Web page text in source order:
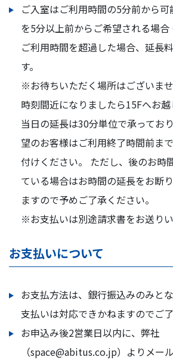
ご入室はご利用時間の5分前から
を5分以上前からご希望される場
ご利用時間を超過した場合、延長
す。
※お待ちいただく場所はございま
時刻間近になりましたら15Fへお越
当日の延長は30分単位で承ってお
望のお客様はご利用終了時間前ま
付けください。 ただし、後のお時
ている場合はお時間の延長をお断
ますので予めご了承ください。
※お支払いは別途請求書をお送りい
お支払いについて
お支払方法は、銀行振込みのみと
支払いは対応できかねますのでご了
お申込み後2営業日以内に、弊社
（space@abitus.co.jp）よりメー